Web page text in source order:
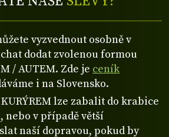
vyzvednout osobně v
dodat zvolenou formou
/ AUTEM. Zde je ceník
i na Slovensko.
lze zabalit do krabice
nebo v případě větší
naší dopravou, pokud by